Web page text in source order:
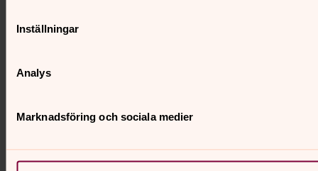
Inställningar
Analys
Marknadsföring och sociala medier
En gång i månaden, företrädelsevis torsdagar, har